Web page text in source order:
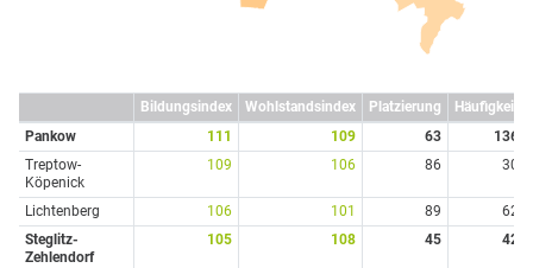
Bildungsindex Wohlstandsindex Platzierung Häufigkeit
Pankow
111 109 63
136
Treptow-
Köpenick
109 106 86 30
Lichtenberg 106 101 89
62
Steglitz-
Zehlendorf
105 108 45 42